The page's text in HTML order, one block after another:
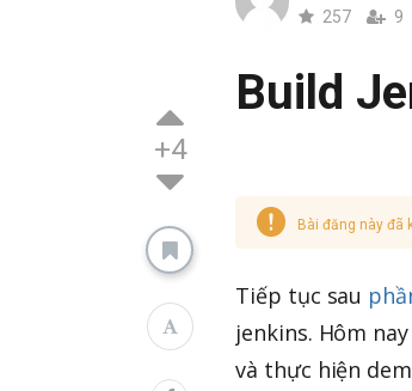
+4
257 9
Build
Bài đăng này đã
Tiếp tục sau
jenkins. Hôm
và thực hiện